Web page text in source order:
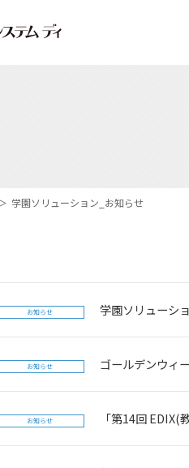
学園ソリューション_お知らせ
お知らせ 学園ソリューシ
お知らせ ゴールデンウィ
お知らせ 「第14回